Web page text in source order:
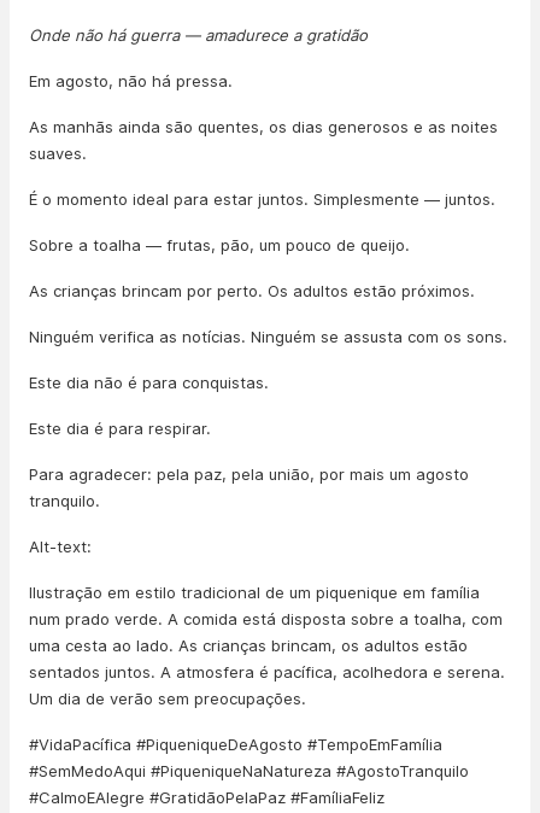
Onde não há guerra — amadurece a gratidão
Em agosto, não há pressa.
As manhãs ainda são quentes, os dias generosos e as noites
suaves.
É o momento ideal para estar juntos. Simplesmente — juntos.
Sobre a toalha — frutas, pão, um pouco de queijo.
As crianças brincam por perto. Os adultos estão próximos.
Ninguém verifica as notícias. Ninguém se assusta com os sons.
Este dia não é para conquistas.
Este dia é para respirar.
Para agradecer: pela paz, pela união, por mais um agosto
tranquilo.
Alt-text:
Ilustração em estilo tradicional de um piquenique em família
num prado verde. A comida está disposta sobre a toalha, com
uma cesta ao lado. As crianças brincam, os adultos estão
sentados juntos. A atmosfera é pacífica, acolhedora e serena.
Um dia de verão sem preocupações.
#VidaPacífica #PiqueniqueDeAgosto #TempoEmFamília
#SemMedoAqui #PiqueniqueNaNatureza #AgostoTranquilo
#CalmoEAlegre #GratidãoPelaPaz #FamíliaFeliz